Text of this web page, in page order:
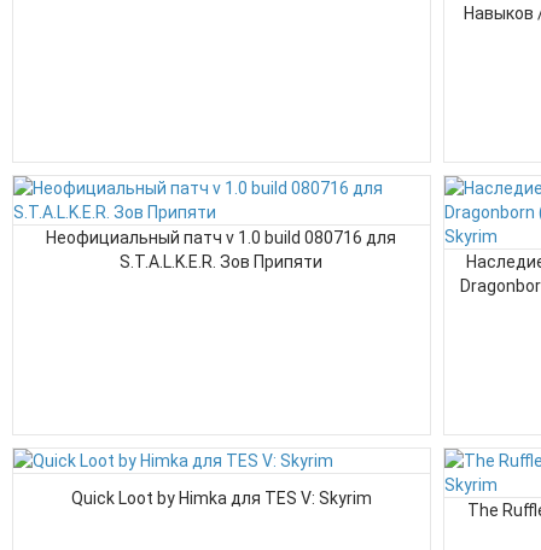
Навыков
Неофициальный патч v 1.0 build 080716 для
S.T.A.L.K.E.R. Зов Припяти
Quick Loot by Himka для TES V: Skyrim
The